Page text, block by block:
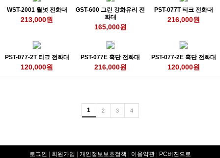
WST-2001 월넛 전화대
213,000원
GST-600 그린 강화유리 전
화대
165,000원
PST-077T 티크 전화대
216,000원
PST-077-2T 티크 전화대
120,000원
PST-077E 흑단 전화대
216,000원
PST-077-2E 흑단 전화대
120,000원
1 2 3 4
로그인 회원가입 개인정보보호정책 이용약관| PC버젼으로